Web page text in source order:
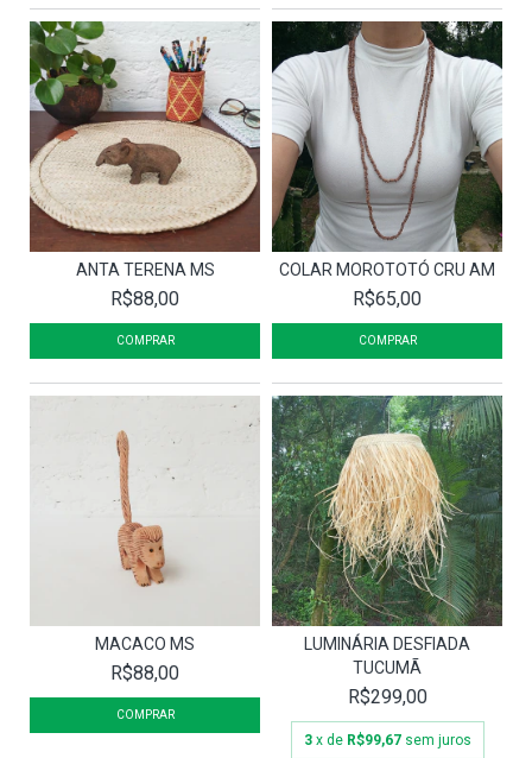
ANTA TERENA MS
R$88,00
COLAR MOROTOTÓ CRU AM
R$65,00
MACACO MS
R$88,00
LUMINÁRIA DESFIADA
TUCUMÃ
R$299,00
3 x de R$99,67 sem juros